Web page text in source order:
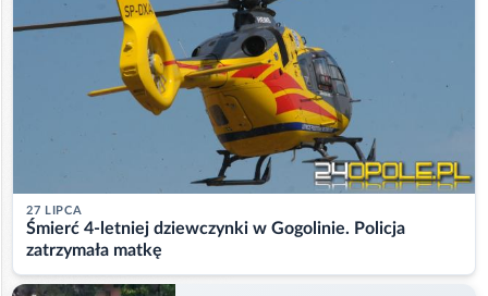
27 LIPCA
Śmierć 4-letniej dziewczynki w Gogolinie. Policja
zatrzymała matkę